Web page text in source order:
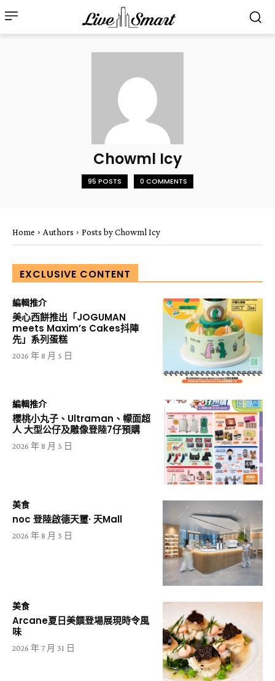
Chowml Icy
95 POSTS 0 COMMENTS
Home Authors Posts by Chowml Icy
EXCLUSIVE CONTENT
編輯推介
美心西餅推出「JOGUMAN
meets Maxim’s Cakes抖陣
先」系列蛋糕
2026 年 8 月 5 日
編輯推介
櫻桃小丸子、Ultraman、幪面超
人 大型公仔及雕像登陸7仔預購
2026 年 8 月 5 日
美食
noc 登陸啟德天璽· 天Mall
2026 年 8 月 3 日
美食
Arcane夏日美饌登場展現時令風
味
2026 年 7 月 31 日